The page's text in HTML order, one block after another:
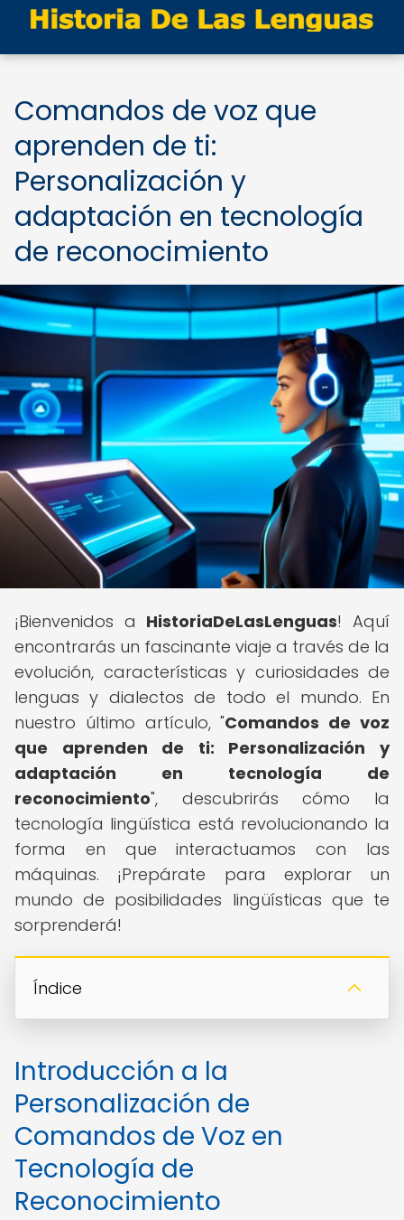
Comandos de voz que
aprenden de ti:
Personalización y
adaptación en tecnología
de reconocimiento
¡Bienvenidos a HistoriaDeLasLenguas! Aquí
encontrarás un fascinante viaje a través de la
evolución, características y curiosidades de
lenguas y dialectos de todo el mundo. En
nuestro último artículo, "Comandos de voz
que aprenden de ti: Personalización y
adaptación en tecnología de
reconocimiento", descubrirás cómo la
tecnología lingüística está revolucionando la
forma en que interactuamos con las
máquinas. ¡Prepárate para explorar un
mundo de posibilidades lingüísticas que te
sorprenderá!
Índice
Introducción a la
Personalización de
Comandos de Voz en
Tecnología de
Reconocimiento